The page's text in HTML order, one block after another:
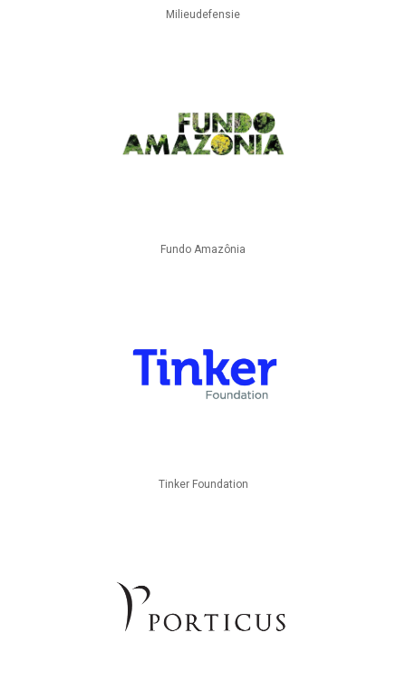
Milieudefensie
Fundo Amazônia
Tinker Foundation